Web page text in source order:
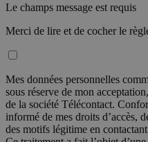
Le champs message est requis
Merci de lire et de cocher le
Mes données personnelles
sous réserve de mon
de la société Télécontact.
informé de mes droits d’accès,
des motifs légitime en contactant